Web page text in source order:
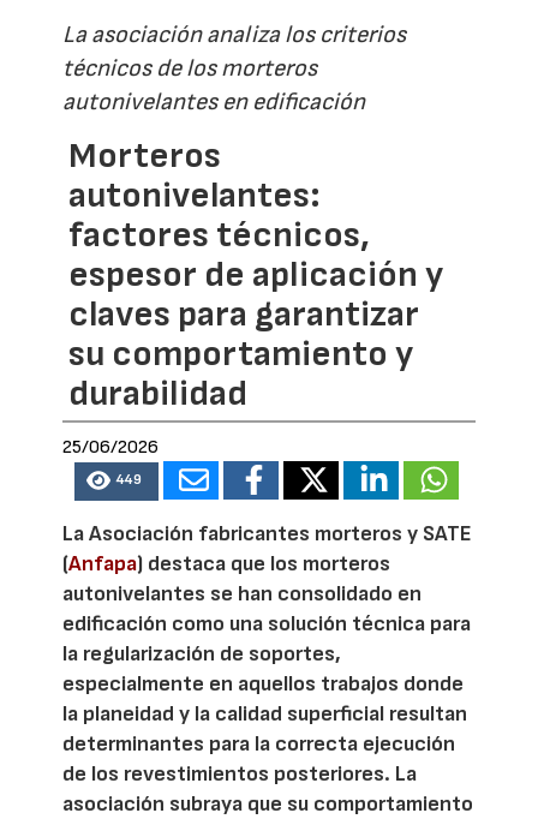
La asociación analiza los criterios
técnicos de los morteros
autonivelantes en edificación
Morteros
autonivelantes:
factores técnicos,
espesor de aplicación y
claves para garantizar
su comportamiento y
durabilidad
25/06/2026
449
La Asociación fabricantes morteros y SATE
(Anfapa) destaca que los morteros
autonivelantes se han consolidado en
edificación como una solución técnica para
la regularización de soportes,
especialmente en aquellos trabajos donde
la planeidad y la calidad superficial resultan
determinantes para la correcta ejecución
de los revestimientos posteriores. La
asociación subraya que su comportamiento